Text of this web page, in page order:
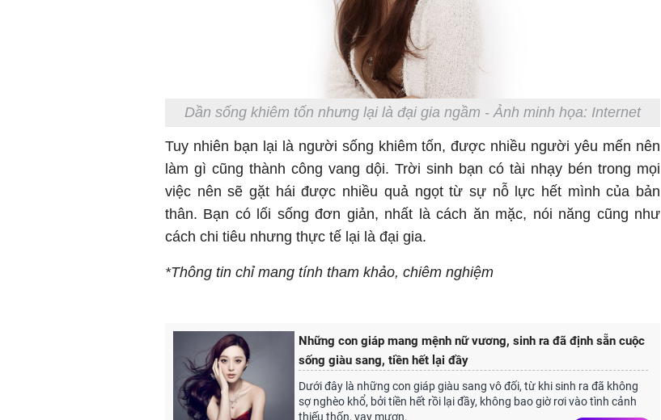
Dần sống khiêm tốn nhưng lại là đại gia ngầm - Ảnh minh họa: Internet
Tuy nhiên bạn lại là người sống khiêm tốn, được nhiều người yêu mến nên
làm gì cũng thành công vang dội. Trời sinh bạn có tài nhạy bén trong mọi
việc nên sẽ gặt hái được nhiều quả ngọt từ sự nỗ lực hết mình của bản
thân. Bạn có lối sống đơn giản, nhất là cách ăn mặc, nói năng cũng như
cách chi tiêu nhưng thực tế lại là đại gia.
*Thông tin chỉ mang tính tham khảo, chiêm nghiệm
Những con giáp mang mệnh nữ vương, sinh ra đã định sẵn cuộc
sống giàu sang, tiền hết lại đầy
Dưới đây là những con giáp giàu sang vô đối, từ khi sinh ra đã không
sợ nghèo khổ, bởi tiền hết rồi lại đầy, không bao giờ rơi vào tình cảnh
thiếu thốn, vay mượn.